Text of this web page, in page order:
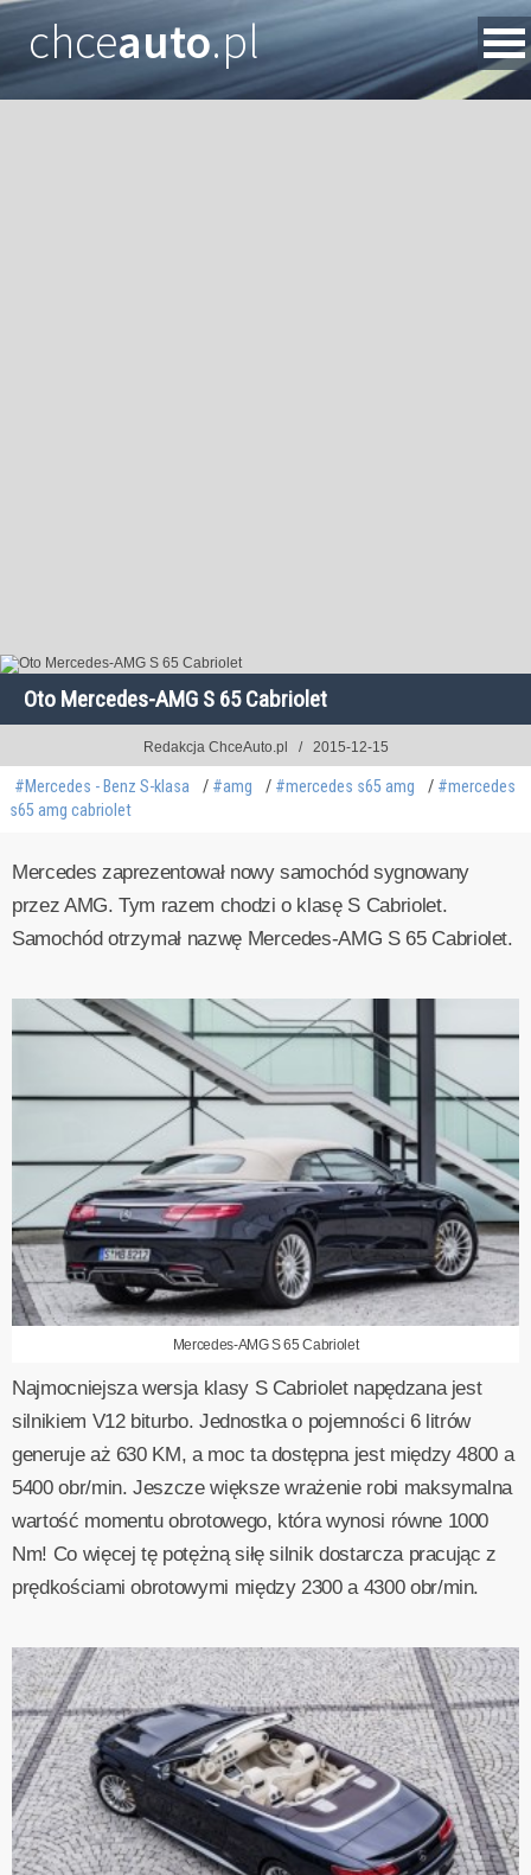
chceauto.pl
Oto Mercedes-AMG S 65 Cabriolet
Redakcja ChceAuto.pl 2015-12-15
#Mercedes - Benz S-klasa #amg #mercedes s65 amg
#mercedes
s65 amg cabriolet
Mercedes zaprezentował nowy samochód sygnowany
przez AMG. Tym razem chodzi o klasę S Cabriolet.
Samochód otrzymał nazwę Mercedes-AMG S 65 Cabriolet.
Mercedes-AMG S 65 Cabriolet
Najmocniejsza wersja klasy S Cabriolet napędzana jest
silnikiem V12 biturbo. Jednostka o pojemności 6 litrów
generuje aż 630 KM, a moc ta dostępna jest między 4800 a
5400 obr/min. Jeszcze większe wrażenie robi maksymalna
wartość momentu obrotowego, która wynosi równe 1000
Nm! Co więcej tę potężną siłę silnik dostarcza pracując z
prędkościami obrotowymi między 2300 a 4300 obr/min.